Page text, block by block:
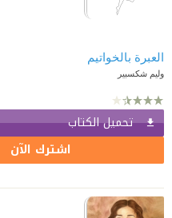
العبرة بالخواتيم
وليم شكسبير
تحميل الكتاب
اشترك الآن